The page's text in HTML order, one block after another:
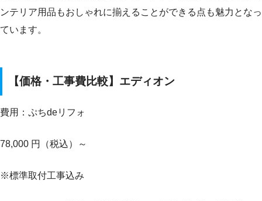
ンテリア用品もおしゃれに揃えることができる点も魅力となっ
ています。
【価格・工事費比較】エディオン
費用：ぷちdeリフォ
78,000 円（税込）～
※標準取付工事込み